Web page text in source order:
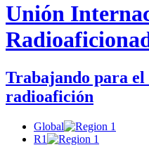
Unión
Trabajando para
radioafición
Global
R1